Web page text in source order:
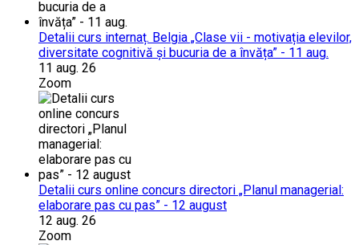
Detalii curs internaț. Belgia „Clase vii - motivația elevilor,
diversitate cognitivă și bucuria de a învăța” - 11 aug.
11 aug. 26
Zoom
Detalii curs online concurs directori „Planul managerial:
elaborare pas cu pas” - 12 august
12 aug. 26
Zoom